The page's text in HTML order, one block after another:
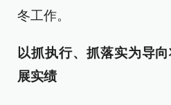
冬工作。
以抓执行、抓落实为导
展实绩